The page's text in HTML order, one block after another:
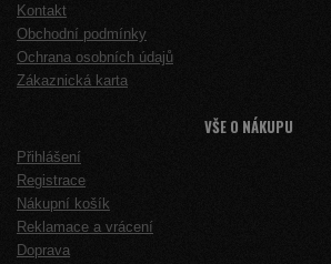
Kontakt
Obchodní podmínky
Ochrana osobních údajů
Zákaznická karta
VŠE O NÁKUPU
Přihlášení
Registrace
Nákupní košík
Reklamace a vrácení
Doprava